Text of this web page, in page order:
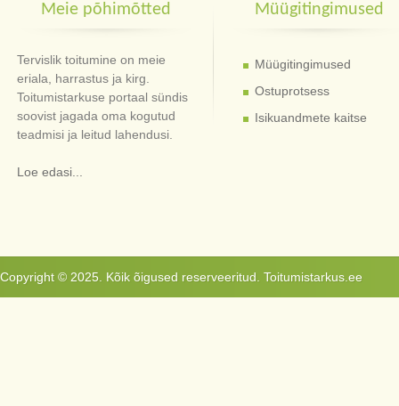
Meie põhimõtted
Tervislik toitumine on meie
eriala, harrastus ja kirg.
Toitumistarkuse portaal sündis
soovist jagada oma kogutud
teadmisi ja leitud lahendusi.
Loe edasi...
Müügitingimused
Müügitingimused
Ostuprotsess
Isikuandmete kaitse
Copyright © 2025. Kõik õigused reserveeritud. Toitumistarkus.ee